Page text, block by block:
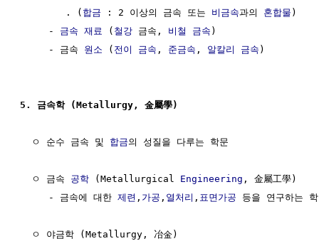
        . (
합금 : 2 이상의 금속 또는 비금속과의 혼합물 )
     -
금속 재료 ( 철강 금속, 비철 금속 )
     - 금속
원소 ( 전이 금속 , 준금속 , 알칼리 금속 )
5. 금속학 (Metallurgy, 金屬學)
  ㅇ 순수 금속 및
합금의 성질을 다루는 학문
  ㅇ 금속
공학 (Metallurgical Engineering , ⾦屬⼯學)
     - 금속에 대한
제련 , 가공 , 열처리 , 표면가공 등을 연구하는
  ㅇ 야금학 (Metallurgy, 冶金)